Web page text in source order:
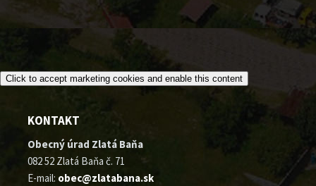
Click to accept marketing cookies and enable this content
KONTAKT
Obecný úrad Zlatá Baňa
082 52 Zlatá Baňa č. 71
E-mail: obec@zlatabana.sk